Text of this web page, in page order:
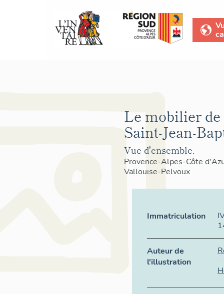
Le mobilier
Saint-Jean-
Vue d'ensemble.
Provence-Alpes-Côte
Vallouise-Pelvoux
Immatriculation
Auteur de
l'illustration